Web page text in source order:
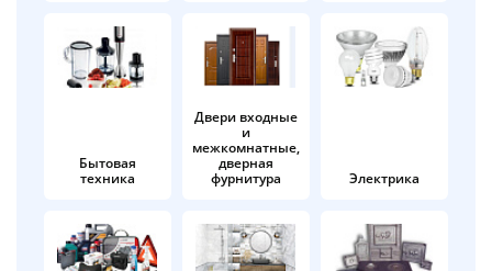
Бытовая
техника
Двери входные
и
межкомнатные,
дверная
фурнитура
Электрика
об оплате Плайтом
раз в 2
недели
Остались вопросы?
8 800 302-02-51
plait.ru